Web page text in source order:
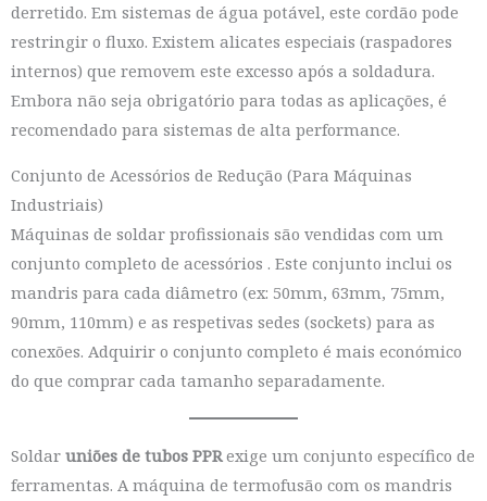
derretido. Em sistemas de água potável, este cordão pode
restringir o fluxo. Existem alicates especiais (raspadores
internos) que removem este excesso após a soldadura.
Embora não seja obrigatório para todas as aplicações, é
recomendado para sistemas de alta performance.
Conjunto de Acessórios de Redução (Para Máquinas
Industriais)
Máquinas de soldar profissionais são vendidas com um
conjunto completo de acessórios . Este conjunto inclui os
mandris para cada diâmetro (ex: 50mm, 63mm, 75mm,
90mm, 110mm) e as respetivas sedes (sockets) para as
conexões. Adquirir o conjunto completo é mais económico
do que comprar cada tamanho separadamente.
Soldar uniões de tubos PPRexige um conjunto específico de
ferramentas. A máquina de termofusão com os mandris